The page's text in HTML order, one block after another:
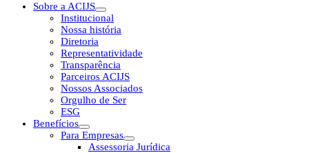
Sobre a ACIJS
Institucional
Nossa história
Diretoria
Representatividade
Transparência
Parceiros ACIJS
Nossos Associados
Orgulho de Ser
ESG
Benefícios
Para Empresas
Assessoria Jurídica